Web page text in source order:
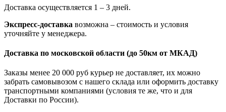
Доставка осуществляется 1 – 3 дней.
Экспресс-доставка возможна – стоимость и условия
уточняйте у менеджера.
Доставка по московской области (до 50км от МКАД)
Заказы менее 20 000 руб курьер не доставляет, их можно
забрать самовывозом с нашего склада или оформить доставку
транспортными компаниями (условия те же, что и для
Доставки по России).